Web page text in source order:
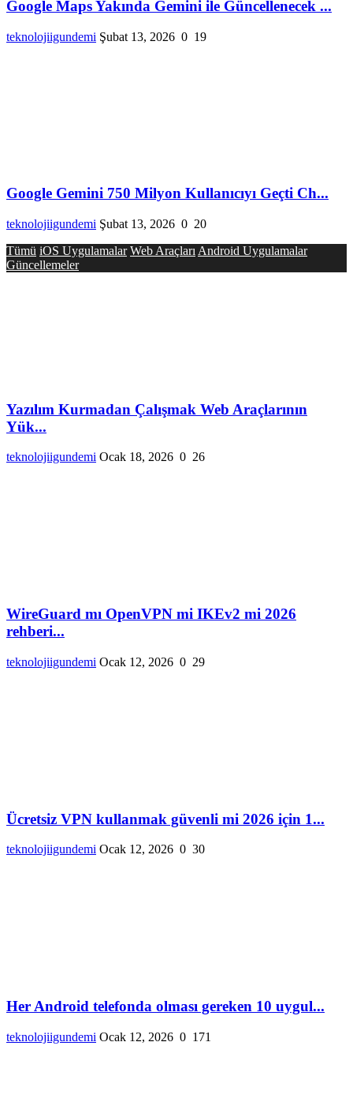
Google Maps Yakında Gemini ile Güncellenecek ...
teknolojiigundemi Şubat 13, 2026 0 19
Google Gemini 750 Milyon Kullanıcıyı Geçti Ch...
teknolojiigundemi Şubat 13, 2026 0 20
Tümü iOS Uygulamalar Web Araçları Android Uygulamalar
Güncellemeler
Yazılım Kurmadan Çalışmak Web Araçlarının
Yük...
teknolojiigundemi Ocak 18, 2026 0 26
WireGuard mı OpenVPN mi IKEv2 mi 2026
rehberi...
teknolojiigundemi Ocak 12, 2026 0 29
Ücretsiz VPN kullanmak güvenli mi 2026 için 1...
teknolojiigundemi Ocak 12, 2026 0 30
Her Android telefonda olması gereken 10 uygul...
teknolojiigundemi Ocak 12, 2026 0 171